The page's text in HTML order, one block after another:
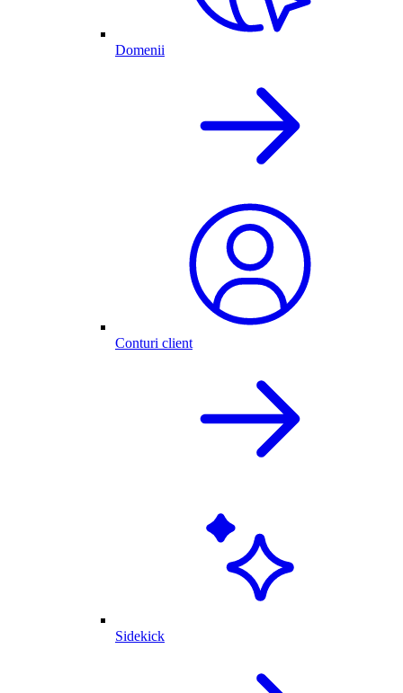
Domenii
Conturi client
Sidekick